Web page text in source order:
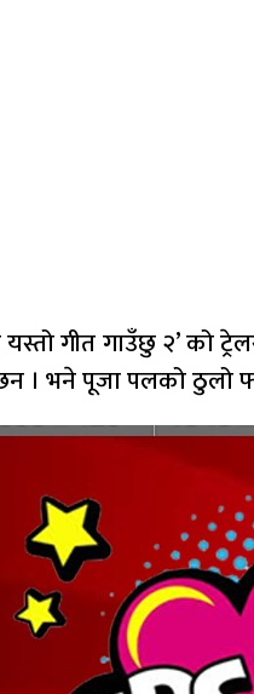
गीत गाउँछु २’ को
। भने पूजा पलको ठुलो